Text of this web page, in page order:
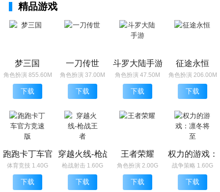
精品游戏
梦三国
角色扮演 855.60M
下载
一刀传世
角色扮演 37.00M
下载
斗罗大陆手游
角色扮演 47.50M
下载
征途永恒
角色扮演 206.00M
下载
跑跑卡丁车官方竞速版
体育竞技 1.40G
下载
穿越火线-枪战王者
枪战射击 1.60G
下载
王者荣耀
角色扮演 2.00G
下载
权力的游戏
战争策略 1.60G
下载